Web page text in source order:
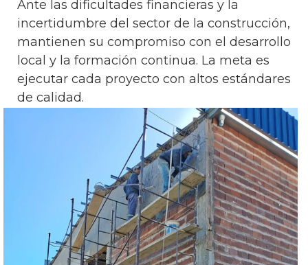
Ante las dificultades financieras y la
incertidumbre del sector de la construcción,
mantienen su compromiso con el desarrollo
local y la formación continua. La meta es
ejecutar cada proyecto con altos estándares
de calidad.